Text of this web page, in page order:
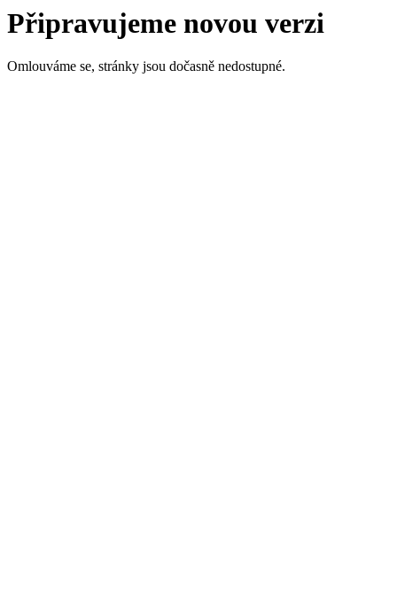
Připravujeme novou verzi
Omlouváme se, stránky jsou dočasně nedostupné.